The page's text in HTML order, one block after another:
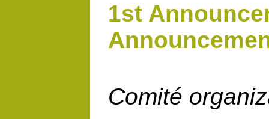
1st
Comité